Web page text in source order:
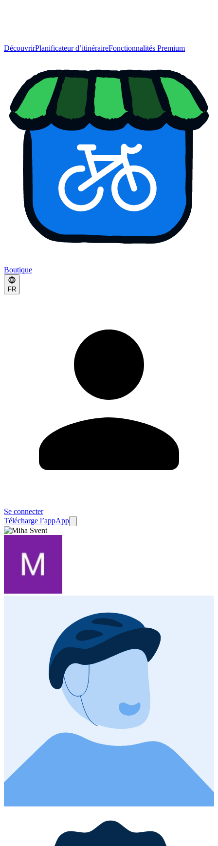
DécouvrirPlanificateur d’itinéraireFonctionnalités Premium
Boutique
FR
Se connecter
Télécharge l’appApp